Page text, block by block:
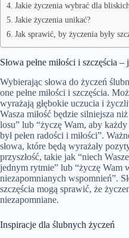
Jakie życzenia wybrać dla
Jakie życzenia unikać?
Jak sprawić, by życzenia były
Słowa pełne miłości i szczęścia
Wybierając słowa do życzeń
one pełne miłości i szczęścia.
wyrażają głębokie uczucia i
Wasza miłość będzie silniejsza
losu” lub “życzę Wam, aby każdy
był pełen radości i miłości”.
słowa, które będą wyrażały
przyszłość, takie jak “niech
jednym rytmie” lub “życzę Wam
niezapomnianych wspomnień”.
szczęścia mogą sprawić, że
niezapomniane.
Inspiracje dla ślubnych życzeń